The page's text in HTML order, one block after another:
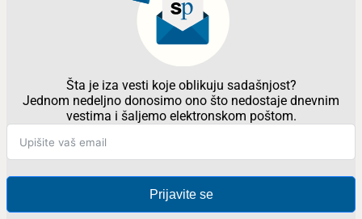
Šta je iza vesti koje oblikuju sadašnjost?
Jednom nedeljno donosimo ono što nedostaje dnevnim
vestima i šaljemo elektronskom poštom.
Prijavite se